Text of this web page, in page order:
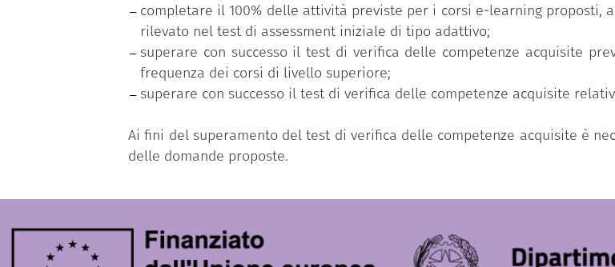
completare il 100% delle attività previste per i corsi e-learning
rilevato nel test di assessment iniziale di tipo adattivo;
superare con successo il test di verifica delle competenze acquisite
frequenza dei corsi di livello superiore;
superare con successo il test di verifica delle competenze acquisite
Ai fini del superamento del test di verifica delle competenze acquisite è
delle domande proposte.